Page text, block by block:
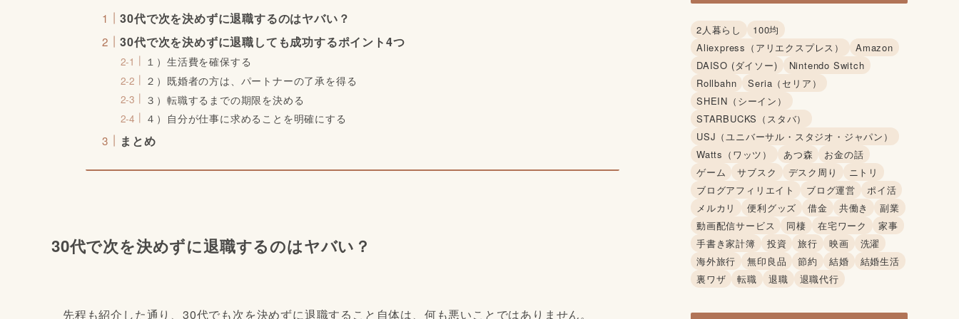
30代で次を決めずに退職するのはヤバい？
30代で次を決めずに退職しても成功するポイント4つ
１）生活費を確保する
２）既婚者の方は、パートナーの了承を得る
３）転職するまでの期限を決める
４）自分が仕事に求めることを明確にする
まとめ
30代で次を決めずに退職するのはヤバい？
先程も紹介した通り、30代でも次を決めずに退職すること自体は、何も悪いことではありません。
2人暮らし
100均
Aliexpress（アリエクスプレス）
Amazon
DAISO (ダイソー)
Nintendo Switch
Rollbahn
Seria（セリア）
SHEIN（シーイン）
STARBUCKS（スタバ）
USJ（ユニバーサル・スタジオ・ジャパン）
Watts（ワッツ）
あつ森
お金の話
ゲーム
サブスク デスク周り
ニトリ
ブログアフィリエイト
ブログ運営
ポイ活
メルカリ
便利グッズ 借金 共働き
副業
動画配信サービス
同棲 在宅ワーク
家事
手書き家計簿
投資 旅行 映画
洗濯
海外旅行
無印良品 節約 結婚
結婚生活
裏ワザ
転職 退職 退職代行